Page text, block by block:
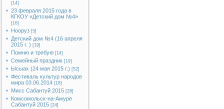
[14]
23 февраля 2015 года в
КГКОУ «Детский дом №4»
[16]
Нооруз [5]
Детский дом №4 (16 апреля
2015 г. ) [19]
Помню и требую [14]
Семейный праздник [19]
Ысыах (24 мая 2015 г.) [52]
Фестиваль культур народов
мира 03.06.2014 [18]
Мисс Сабантуй 2015 [28]
Комсомольск-на-Амуре
Сабантуй 2015 [24]